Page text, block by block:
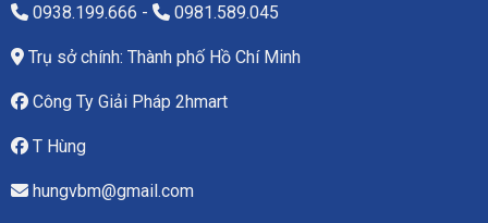
0938.199.666 - 0981.589.045
Trụ sở chính: Thành phố Hồ Chí Minh
Công Ty Giải Pháp 2hmart
T Hùng
hungvbm@gmail.com